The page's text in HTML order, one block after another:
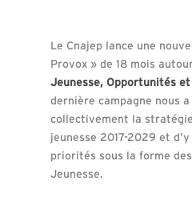
Le Cnajep lance une
Provox » de 18 mois
Jeunesse, Opportunités
dernière campagne nous
collectivement la
jeunesse 2017-2029 et
priorités sous la forme
Jeunesse.